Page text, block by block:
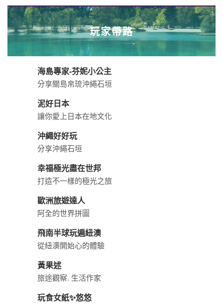
玩家帶路
海島專家-芬妮小公主
分享關島帛琉沖繩石垣
泥好日本
讓你愛上日本在地文化
沖繩好好玩
分享沖繩石垣
幸福極光盡在世邦
打造不一樣的極光之旅
歐洲旅遊達人
阿全的世界拼圖
飛南半球玩遍紐澳
從紐澳開始心的體驗
黃果述
旅途觀察. 生活作家
玩食女紙✨悠悠